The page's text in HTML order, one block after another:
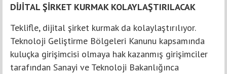
DİJİTAL ŞİRKET KURMAK KOLAYLAŞTIRILACAK
Teklifle, dijital şirket kurmak da kolaylaştırılıyor.
Teknoloji Geliştirme Bölgeleri Kanunu kapsamında
kuluçka girişimcisi olmaya hak kazanmış girişimciler
tarafından Sanayi ve Teknoloji Bakanlığınca